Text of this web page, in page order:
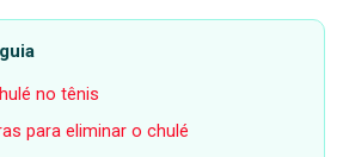
no tênis
para eliminar o chulé